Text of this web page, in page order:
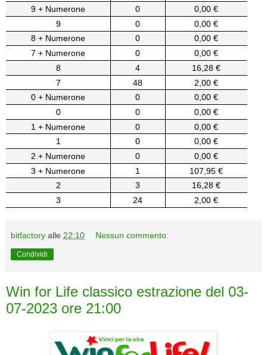
9 + Numerone
0
0,00 €
9
0
0,00 €
8 + Numerone
0
0,00 €
7 + Numerone
0
0,00 €
8
4
16,28 €
7
48
2,00 €
0 + Numerone
0
0,00 €
0
0
0,00 €
1 + Numerone
0
0,00 €
1
0
0,00 €
2 + Numerone
0
0,00 €
3 + Numerone
1
107,95 €
2
3
16,28 €
3
24 2,00 €
bitfactory alle 22:10 Nessun commento:
Condividi
Win for Life classico estrazione del 03-
07-2023 ore 21:00